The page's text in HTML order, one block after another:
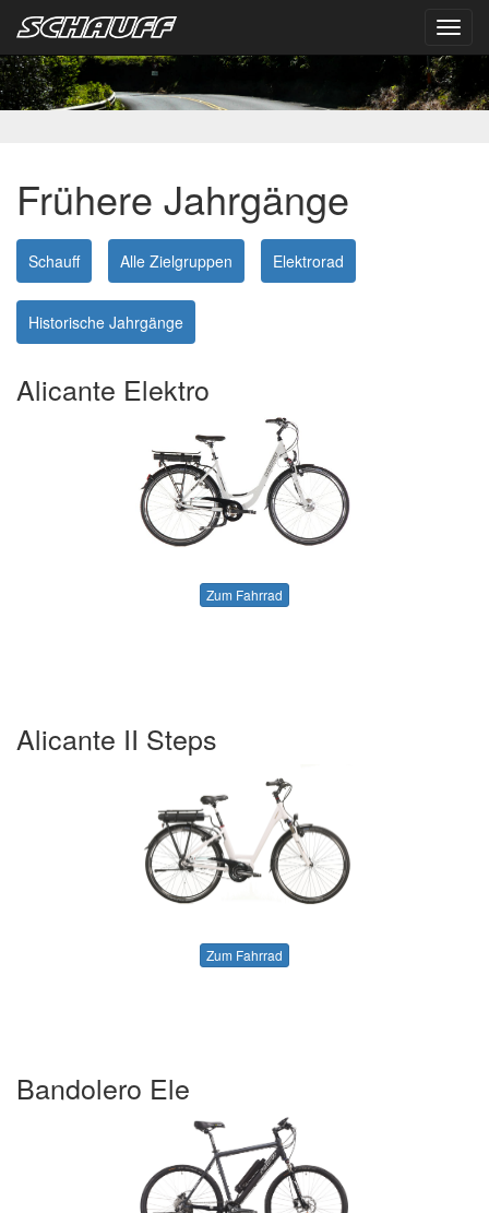
Frühere Jahrgänge
Schauff Alle Zielgruppen Elektrorad
Historische Jahrgänge
Alicante Elektro
Zum Fahrrad
Alicante II Steps
Zum Fahrrad
Bandolero Ele